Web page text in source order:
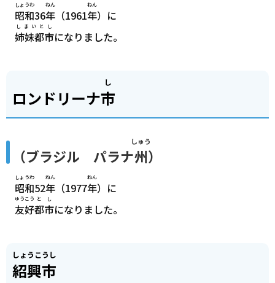
昭和
しょうわ
36年
ねん
（1961年
ねん
）に
姉妹都市
しまいとし
になりました。
ロンドリーナ市
し
（ブラジル パラナ州
しゅう
）
昭和
しょうわ
52年
ねん
（1977年
ねん
）に
友好
ゆうこう
都市
とし
になりました。
紹興市
しょうこうし